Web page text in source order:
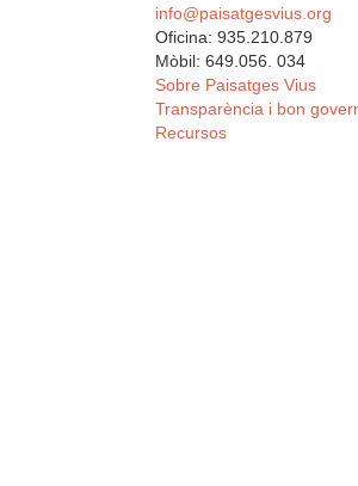
info@paisatgesvius.org
Oficina: 935.210.879
Mòbil: 649.056. 034
Sobre Paisatges Vius
Transparència i bon
Recursos